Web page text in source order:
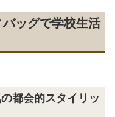
ッグで学校生活
都会的スタイリッ